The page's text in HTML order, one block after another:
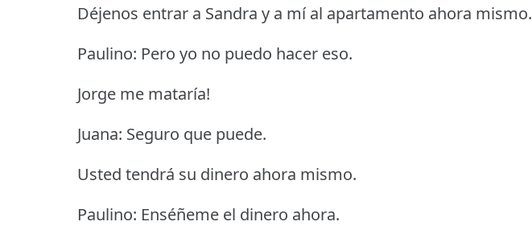
Déjenos entrar a Sandra y a mí al apartamento ahora mismo.
Paulino: Pero yo no puedo hacer eso.
Jorge me mataría!
Juana: Seguro que puede.
Usted tendrá su dinero ahora mismo.
Paulino: Enséñeme el dinero ahora.